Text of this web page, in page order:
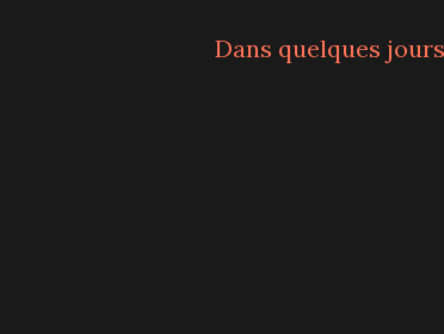
Dans quelques jours, nous partirons pour un voyage de 10 jours en famille au